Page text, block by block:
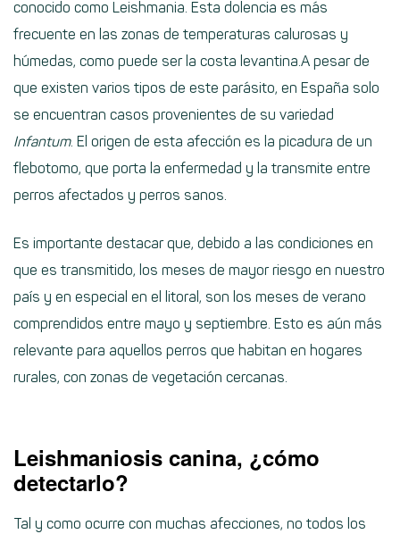
conocido como Leishmania. Esta dolencia es más
frecuente en las zonas de temperaturas calurosas y
húmedas, como puede ser la costa levantina.A pesar de
que existen varios tipos de este parásito, en España solo
se encuentran casos provenientes de su variedad
Infantum. El origen de esta afección es la picadura de un
flebotomo, que porta la enfermedad y la transmite entre
perros afectados y perros sanos.
Es importante destacar que, debido a las condiciones en
que es transmitido, los meses de mayor riesgo en nuestro
país y en especial en el litoral, son los meses de verano
comprendidos entre mayo y septiembre. Esto es aún más
relevante para aquellos perros que habitan en hogares
rurales, con zonas de vegetación cercanas.
Leishmaniosis canina, ¿cómo
detectarlo?
Tal y como ocurre con muchas afecciones, no todos los